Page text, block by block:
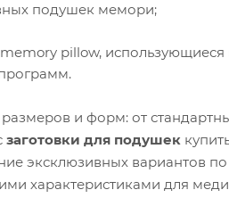
подушек мемори;
pillow,
и форм: от
заготовки для подушек
эксклюзивных вариантов
характеристиками для